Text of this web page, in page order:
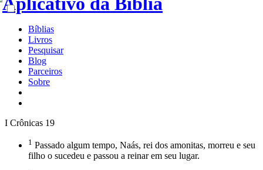
Bíblias
Livros
Pesquisar
Blog
Parceiros
Sobre
I Crônicas 19
1 Passado algum tempo, Naás, rei dos amonitas, morreu e seu
filho o sucedeu e passou a reinar em seu lugar.